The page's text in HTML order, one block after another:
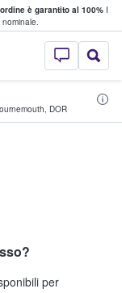
è garantito al 100%I
- Dove
, DOR
per